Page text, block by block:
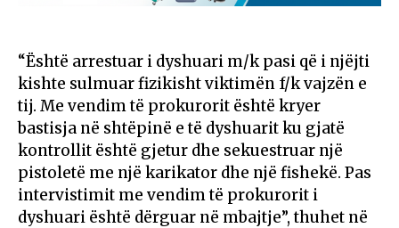
“Është arrestuar i dyshuari m/k pasi që i njëjti
kishte sulmuar fizikisht viktimën f/k vajzën e
tij. Me vendim të prokurorit është kryer
bastisja në shtëpinë e të dyshuarit ku gjatë
kontrollit është gjetur dhe sekuestruar një
pistoletë me një karikator dhe një fishekë. Pas
intervistimit me vendim të prokurorit i
dyshuari është dërguar në mbajtje”, thuhet në